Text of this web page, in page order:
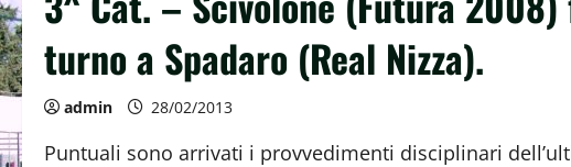
turno a Spadaro (Real Nizza).
admin 28/02/2013
Puntuali sono arrivati i provvedimenti disciplinari